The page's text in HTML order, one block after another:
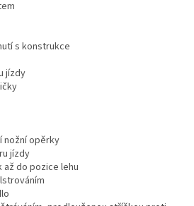
s konstrukce
jízdy
nožní opěrky
jízdy
až do pozice lehu